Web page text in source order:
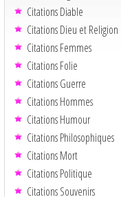
Citations Diable
Citations Dieu et Religion
Citations Femmes
Citations Folie
Citations Guerre
Citations Hommes
Citations Humour
Citations Philosophiques
Citations Mort
Citations Politique
Citations Souvenirs